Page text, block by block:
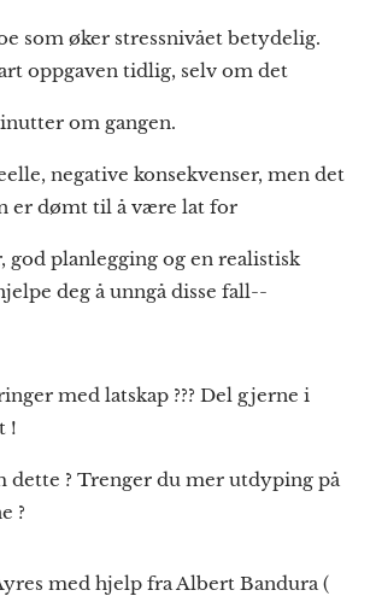
som øker stressnivået betydelig.
oppgaven tidlig, selv om det
om gangen.
negative konsekvenser, men det
er dømt til å være lat for
god planlegging og en realistisk
deg å unngå disse fall--
med latskap ??? Del gjerne i
!
dette ? Trenger du mer utdyping på
?
med hjelp fra Albert Bandura (